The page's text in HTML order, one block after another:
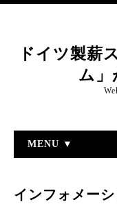
ドイツ製薪
ム」
MENU ▼
インフォメー